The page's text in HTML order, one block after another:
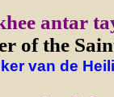
antar
of the
van de